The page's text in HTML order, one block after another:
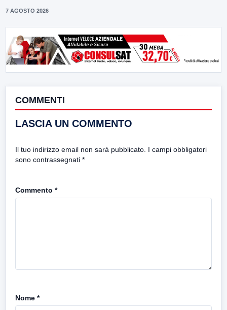
7 AGOSTO 2026
COMMENTI
LASCIA UN COMMENTO
Il tuo indirizzo email non sarà pubblicato. I campi obbligatori
sono contrassegnati *
Commento *
Nome *